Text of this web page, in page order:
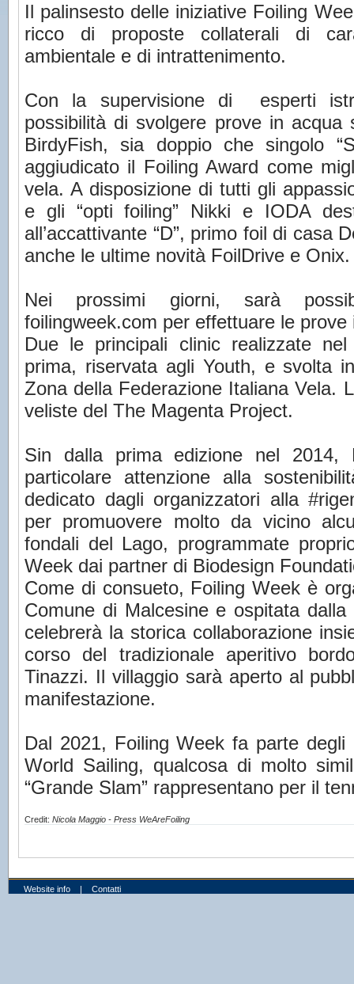
Il palinsesto delle iniziative Foiling
ricco di proposte collaterali di
ambientale e di intrattenimento.
Con la supervisione di esperti
possibilità di svolgere prove in
BirdyFish, sia doppio che singolo
aggiudicato il Foiling Award come
vela. A disposizione di tutti gli
e gli “opti foiling” Nikki e IODA
all’accattivante “D”, primo foil di casa
anche le ultime novità FoilDrive e Onix.
Nei prossimi giorni, sarà
foilingweek.com per effettuare le prove
Due le principali clinic realizzate
prima, riservata agli Youth, e svolta
Zona della Federazione Italiana Vela.
veliste del The Magenta Project.
Sin dalla prima edizione nel 2014,
particolare attenzione alla
dedicato dagli organizzatori alla
per promuovere molto da vicino
fondali del Lago, programmate
Week dai partner di Biodesign
Come di consueto, Foiling Week è
Comune di Malcesine e ospitata
celebrerà la storica collaborazione
corso del tradizionale aperitivo
Tinazzi. Il villaggio sarà aperto al
manifestazione.
Dal 2021, Foiling Week fa parte
World Sailing, qualcosa di molto
“Grande Slam” rappresentano per il
Credit: Nicola Maggio - Press WeAreFoiling
Website info | Contatti